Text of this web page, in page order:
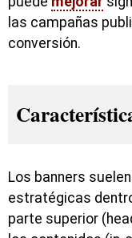
las campañas
conversión.
Los banners
estratégicas
parte superior